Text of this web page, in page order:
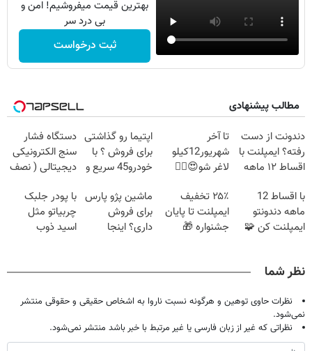
بهترین قیمت میفروشیم! امن و
بی درد سر
ثبت درخواست
مطالب پیشنهادی
دندونت از دست
رفته؟ ایمپلنت با
اقساط ۱۲ ماهه
تا آخر
شهریور12کیلو
لاغر شو😍👌🏻
اپتیما رو گذاشتی
برای فروش ؟ با
خودرو45 سریع و
دستگاه فشار
سنج الکترونیکی
دیجیتالی ( نصف
با اقساط 12
ماهه دندونتو
ایمپلنت کن 🧩
۲۵٪ تخفیف
ایمپلنت تا پایان
جشنواره 🎁
ماشین پژو پارس
برای فروش
داری؟ اینجا
با پودر جلبک
چربیاتو مثل
اسید ذوب
نظر شما
نظرات حاوی توهین و هرگونه نسبت ناروا به اشخاص حقیقی و حقوقی منتشر
نمی‌شود.
نظراتی که غیر از زبان فارسی یا غیر مرتبط با خبر باشد منتشر نمی‌شود.